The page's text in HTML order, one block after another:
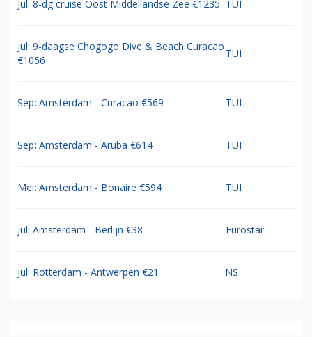
Jul: 8-dg cruise Oost Middellandse Zee €1235 TUI
Jul: 9-daagse Chogogo Dive & Beach Curacao
€1056
TUI
Sep: Amsterdam - Curacao €569 TUI
Sep: Amsterdam - Aruba €614 TUI
Mei: Amsterdam - Bonaire €594 TUI
Jul: Amsterdam - Berlijn €38 Eurostar
Jul: Rotterdam - Antwerpen €21 NS